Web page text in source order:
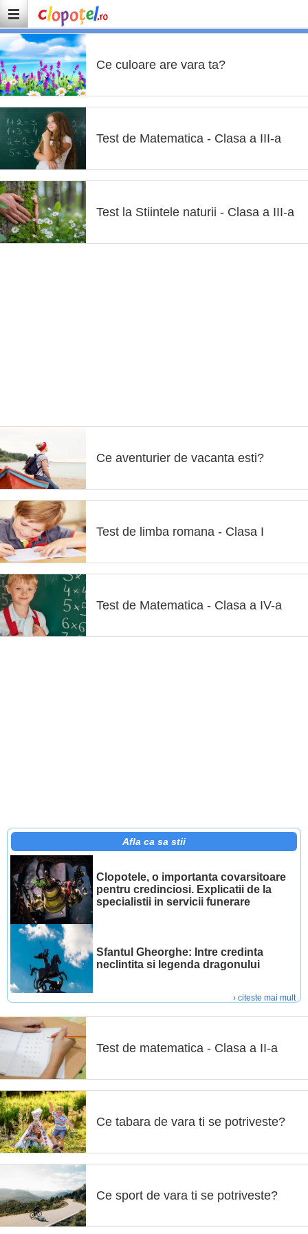
Ce culoare are vara ta?
Test de Matematica - Clasa a III-a
Test la Stiintele naturii - Clasa a III-a
Ce aventurier de vacanta esti?
Test de limba romana - Clasa I
Test de Matematica - Clasa a IV-a
Afla ca sa stii
Clopotele, o importanta covarsitoare
pentru credinciosi. Explicatii de la
specialistii in servicii funerare
Sfantul Gheorghe: Intre credinta
neclintita si legenda dragonului
› citeste mai mult
Test de matematica - Clasa a II-a
Ce tabara de vara ti se potriveste?
Ce sport de vara ti se potriveste?